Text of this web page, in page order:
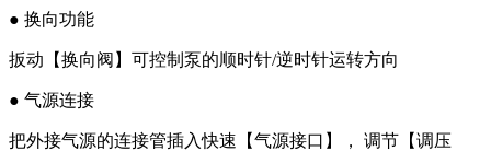
● 换向功能
扳动【换向阀】可控制泵的顺时针/逆时针运转方向
● 气源连接
把外接气源的连接管插入快速【气源接口】， 调节【调压